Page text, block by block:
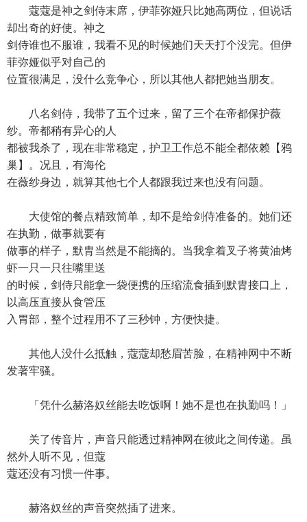
蔻蔻是神之剑侍末席，伊菲弥娅只比她高两位，但说话
却出奇的好使。神之
剑侍谁也不服谁，我看不见的时候她们天天打个没完。但伊
菲弥娅似乎对自己的
位置很满足，没什么竞争心，所以其他人都把她当朋友。
八名剑侍，我带了五个过来，留了三个在帝都保护薇
纱。帝都稍有异心的人
都被我杀了，现在非常稳定，护卫工作总不能全都依赖【鸦
巢】。况且，有海伦
在薇纱身边，就算其他七个人都跟我过来也没有问题。
大使馆的餐点精致简单，却不是给剑侍准备的。她们还
在执勤，做事就要有
做事的样子，默胄当然是不能摘的。当我拿着叉子将黄油烤
虾一只一只往嘴里送
的时候，剑侍只能拿一袋便携的压缩流食插到默胄接口上，
以高压直接从食管压
入胃部，整个过程用不了三秒钟，方便快捷。
其他人没什么抵触，蔻蔻却愁眉苦脸，在精神网中不断
发著牢骚。
「凭什么赫洛奴丝能去吃饭啊！她不是也在执勤吗！」
关了传音片，声音只能透过精神网在彼此之间传递。虽
然外人听不见，但蔻
蔻还没有习惯一件事。
赫洛奴丝的声音突然插了进来。